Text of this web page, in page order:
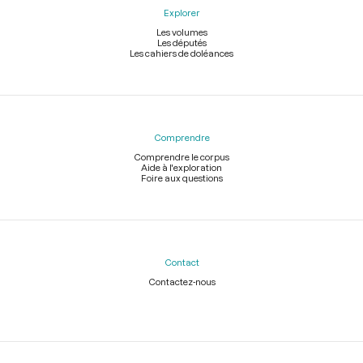
Explorer
Les volumes
Les députés
Les cahiers de doléances
Comprendre
Comprendre le corpus
Aide à l'exploration
Foire aux questions
Contact
Contactez-nous
Légal